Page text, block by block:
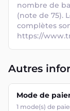
nombre de
(note de 75).
complètes
https://
Autres
Mode de
1 mode(s) de